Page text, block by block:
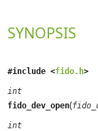
SYNOPSIS
#include <fido.h>
int
fido_dev_open(
int